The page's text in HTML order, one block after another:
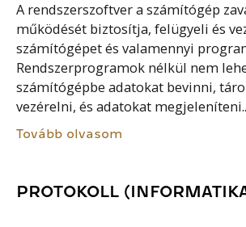
A rendszerszoftver a számítógép
működését biztosítja, felügyeli és
számítógépet és valamennyi
Rendszerprogramok nélkül nem
számítógépbe adatokat bevinni,
vezérelni, és adatokat
Tovább olvasom
PROTOKOLL